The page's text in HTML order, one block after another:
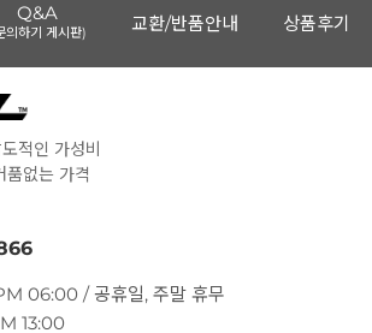
Q&A
의하기 게시판) 교환/반품안내 상품후기
적인 가성비
품없는 가격
06:00 / 공휴일, 주말 휴무
13:00